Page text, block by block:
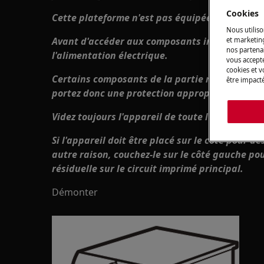
Cette plateforme n'est pas équipée d'un
Avant d'accéder aux composants internes,
l'alimentation électrique.
Certains composants de la partie mécanique
portez donc une protection appropriée et
Videz toujours l'appareil de toute l'eau avant
Si l'appareil doit être placé sur le côté pour
autre raison, couchez-le sur le côté gauche
résiduelle sur le circuit imprimé principal.
Démonter
Cookies
Nous
et
nos
vous
cookies et
être